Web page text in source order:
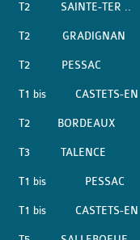
T2 SAINTE-TER ..
T2 GRADIGNAN
T2 PESSAC
T1 bis CASTETS-
T2 BORDEAUX
T3 TALENCE
T1 bis PESSAC
T1 bis CASTETS-